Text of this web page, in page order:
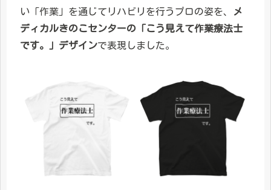
い「作業」を通じてリハビリを行うプロの姿を、
メ
ディカルきのこセンターの「こう見えて作業療法士
です。」デザインで表現しました。